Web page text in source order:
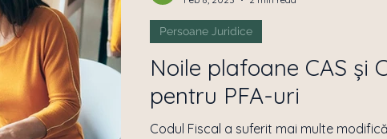
Noile plafoane CAS și
pentru PFA-uri
Codul Fiscal a suferit mai multe
Persoane Juridice